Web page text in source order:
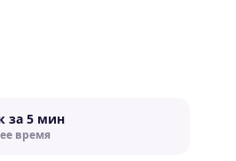
за 5 мин
время